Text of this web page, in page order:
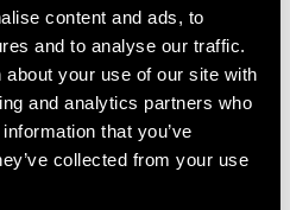
content and ads, to
and to analyse our traffic.
your use of our site with
and analytics partners who
that you’ve
collected from your use
taske med mål 180 x
taske, der vejer ca.
Mål: 180 x 40 cm